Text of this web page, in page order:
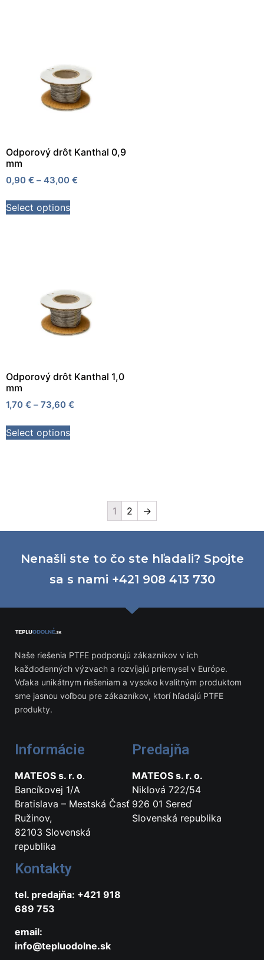
Odporový drôt Kanthal 0,9
mm
0,90 € – 43,00 €
Select options
Odporový drôt Kanthal 1,0
mm
1,70 € – 73,60 €
Select options
1 2 →
Nenašli ste to čo ste hľadali? Spojte
sa s nami +421 908 413 730
Naše riešenia PTFE podporujú zákazníkov v ich
každodenných výzvach a rozvíjajú priemysel v Európe.
Vďaka unikátnym riešeniam a vysoko kvalitným produktom
sme jasnou voľbou pre zákazníkov, ktorí hľadajú PTFE
produkty.
Informácie
MATEOS s. r. o.
Bancíkovej 1/A
Bratislava – Mestská Časť
Ružinov,
82103 Slovenská
republika
Predajňa
MATEOS s. r. o.
Niklová 722/54
926 01 Sereď
Slovenská republika
Kontakty
tel. predajňa: +421 918
689 753
email:
info@tepluodolne.sk